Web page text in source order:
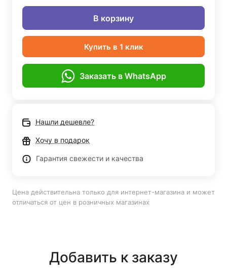
В корзину
Купить в 1 клик
Заказать в WhatsApp
Нашли дешевле?
Хочу в подарок
Гарантия свежести и качества
Цена действительна только для интернет-магазина и может
отличаться от цен в розничных магазинах
Добавить к заказу